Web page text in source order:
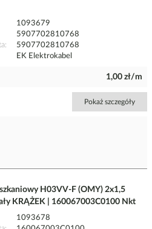
1093679
5907702810768
5907702810768
EK Elektrokabel
1,00 zł/m
Pokaż szczegóły
H03VV-F (OMY) 2x1,5
KRĄŻEK | 160067003C0100 Nkt
1093678